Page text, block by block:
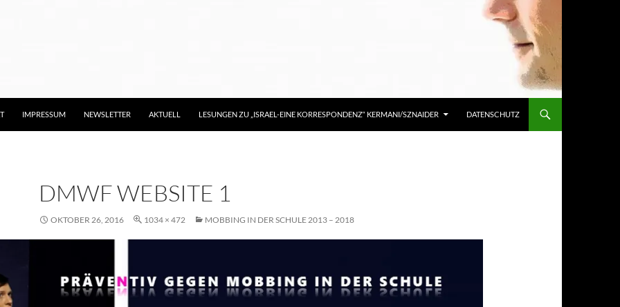
IMPRESSUM NEWSLETTER AKTUELL LESUNGEN ZU „ISRAEL-EINE KORRESPONDENZ“ KERMANI/SZNAIDER DATENSCHUTZ
DMWF WEBSITE 1
OKTOBER 26, 2016 1034 × 472 MOBBING IN DER SCHULE 2013 – 2018